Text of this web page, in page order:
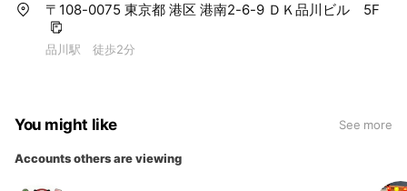
〒108-0075 東京都 港区 港南2-6-9 ＤＫ品川ビル 5F
品川駅 徒歩2分
You might like See more
Accounts others are viewing